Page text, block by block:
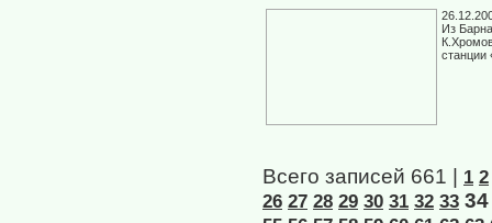
Из
станции
Всего записей 661 | 1 2
26 27 28 29 30 31 32 33 34